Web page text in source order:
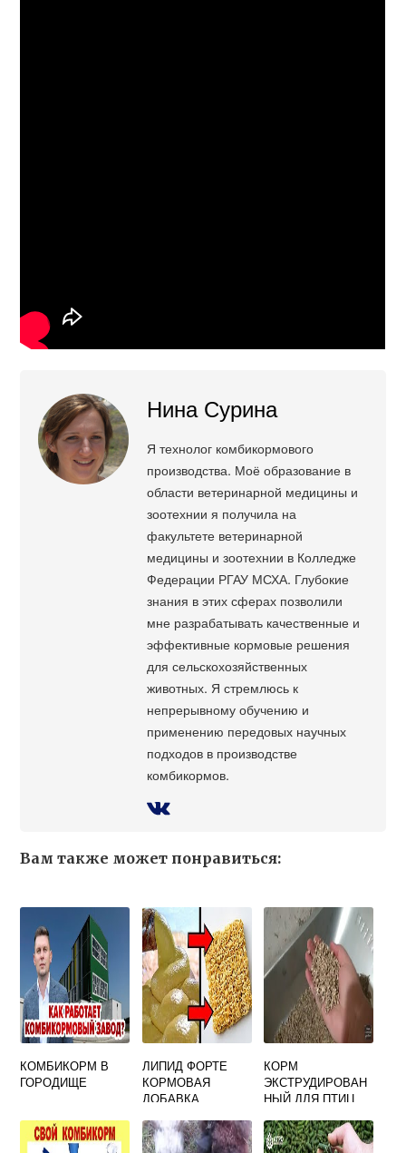
Нина Сурина
Я технолог комбикормового
производства. Моё образование в
области ветеринарной медицины и
зоотехнии я получила на
факультете ветеринарной
медицины и зоотехнии в Колледже
Федерации РГАУ МСХА. Глубокие
знания в этих сферах позволили
мне разрабатывать качественные и
эффективные кормовые решения
для сельскохозяйственных
животных. Я стремлюсь к
непрерывному обучению и
применению передовых научных
подходов в производстве
комбикормов.
Вам также может понравиться:
КОМБИКОРМ В
ГОРОДИЩЕ
ЛИПИД ФОРТЕ
КОРМОВАЯ
ДОБАВКА
КОРМ
ЭКСТРУДИРОВАН
НЫЙ ДЛЯ ПТИЦ